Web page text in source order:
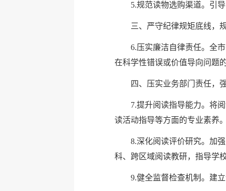
5.规范读物选购渠道。引
三、严守纪律规矩底线，
6.压实廉洁自律责任。全
在科学性错误或价值导向问题
四、压实业务部门责任，
7.提升阅读指导能力。将
读活动指导等方面的专业素养
8.深化阅读评价研究。加
科、跨区域阅读教研，指导学
9.健全监督检查机制。建